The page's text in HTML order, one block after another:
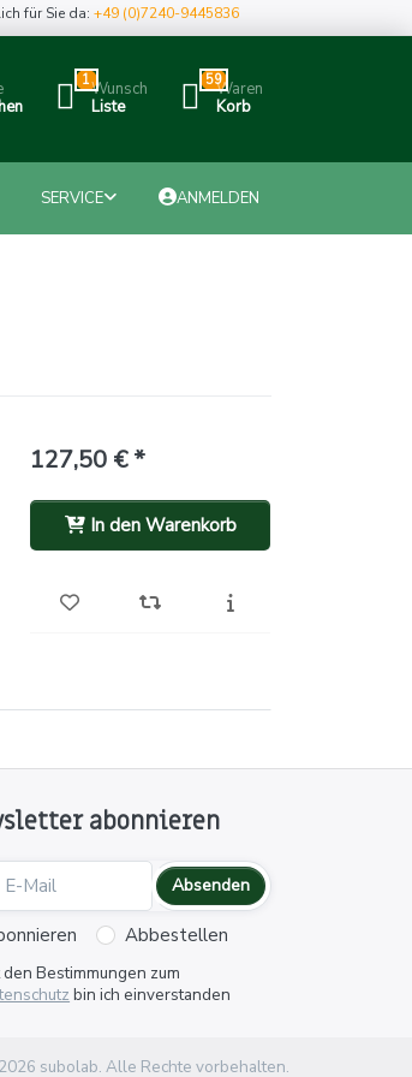
für Sie da:+49 (0)7240-9445836
1Wunsch
Liste
59Waren
Korb
SERVICE ANMELDEN
127,50 € *
In den Warenkorb
abonnieren
Absenden
Abbestellen
den Bestimmungen zum
bin ich einverstanden
subolab. Alle Rechte vorbehalten.